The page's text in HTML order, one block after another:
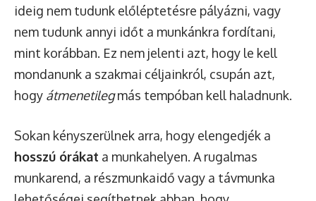
ideig nem tudunk előléptetésre pályázni, vagy
nem tudunk annyi időt a munkánkra fordítani,
mint korábban. Ez nem jelenti azt, hogy le kell
mondanunk a szakmai céljainkról, csupán azt,
hogy átmenetilegmás tempóban kell haladnunk.
Sokan kényszerülnek arra, hogy elengedjék a
hosszú órákat a munkahelyen. A rugalmas
munkarend, a részmunkaidő vagy a távmunka